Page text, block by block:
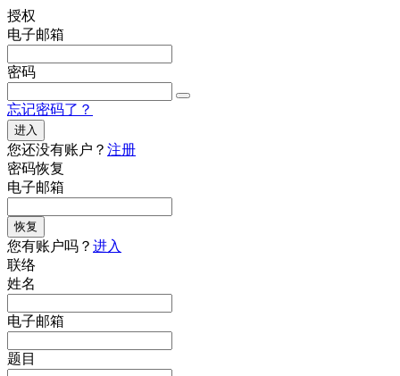
授权
电子邮箱
密码
忘记密码了？
进入
您还没有账户？ 注册
密码恢复
电子邮箱
恢复
您有账户吗？ 进入
联络
姓名
电子邮箱
题目